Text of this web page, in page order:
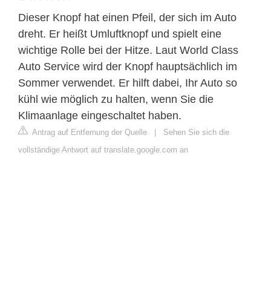
Dieser Knopf hat einen Pfeil, der sich im Auto
dreht. Er heißt Umluftknopf und spielt eine
wichtige Rolle bei der Hitze. Laut World Class
Auto Service wird der Knopf hauptsächlich im
Sommer verwendet. Er hilft dabei, Ihr Auto so
kühl wie möglich zu halten, wenn Sie die
Klimaanlage eingeschaltet haben.
Antrag auf Entfernung der Quelle | Sehen Sie sich die
vollständige Antwort auf translate.google.com an